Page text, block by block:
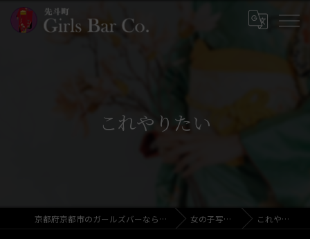
これやりたい
京都府京都市のガールズバーならGirls Bar Co. 女の子写メ日記 これやりたい